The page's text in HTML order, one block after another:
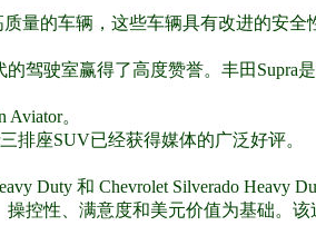
量的车辆，这些车辆具有改进的安全
驾驶室赢得了高度赞誉。丰田Supra
。
排座SUV已经获得媒体的广泛好评。
Duty 和 Chevrolet Silverado Heavy
控性、满意度和美元价值为基础。该